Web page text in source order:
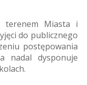
terenem Miasta i
do publicznego
postępowania
nadal dysponuje